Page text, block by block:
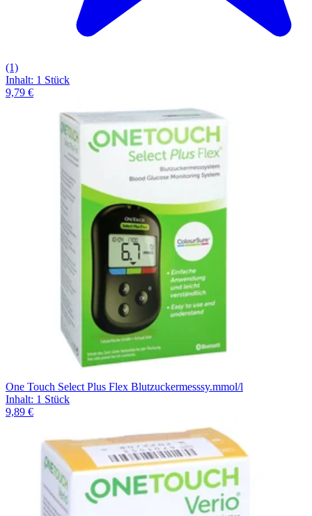
(1)
Inhalt: 1 Stück
9,79 €
One Touch Select Plus Flex Blutzuckermesssy.mmol/l
Inhalt: 1 Stück
9,89 €